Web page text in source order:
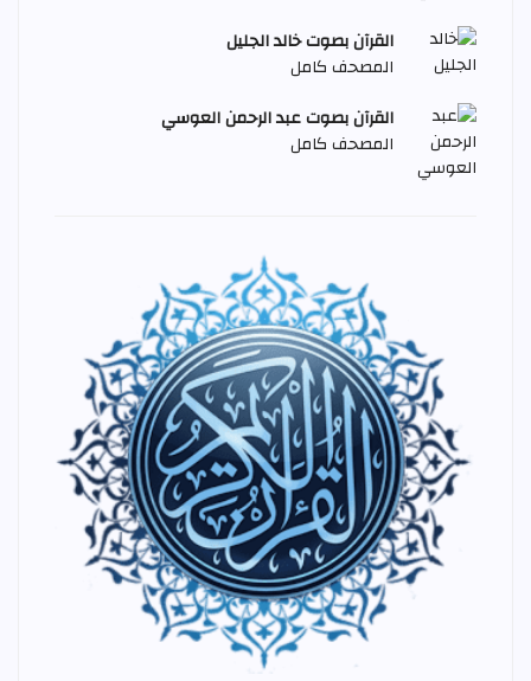
القرآن بصوت خالد الجليل
المصحف كامل
القرآن بصوت عبد الرحمن العوسي
المصحف كامل